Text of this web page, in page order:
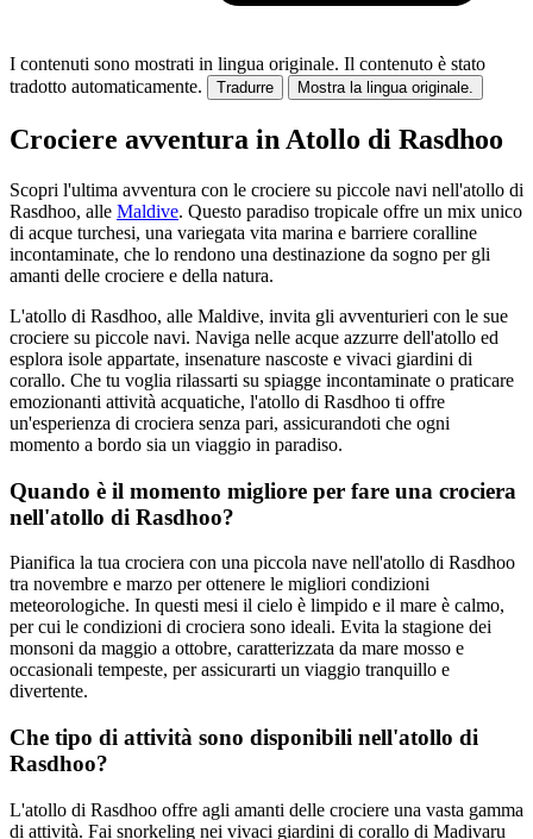
I contenuti sono mostrati in lingua originale. Il contenuto è stato
tradotto automaticamente.
Tradurre Mostra la lingua originale.
Crociere avventura in Atollo di Rasdhoo
Scopri l'ultima avventura con le crociere su piccole navi nell'atollo di
Rasdhoo, alle Maldive. Questo paradiso tropicale offre un mix unico
di acque turchesi, una variegata vita marina e barriere coralline
incontaminate, che lo rendono una destinazione da sogno per gli
amanti delle crociere e della natura.
L'atollo di Rasdhoo, alle Maldive, invita gli avventurieri con le sue
crociere su piccole navi. Naviga nelle acque azzurre dell'atollo ed
esplora isole appartate, insenature nascoste e vivaci giardini di
corallo. Che tu voglia rilassarti su spiagge incontaminate o praticare
emozionanti attività acquatiche, l'atollo di Rasdhoo ti offre
un'esperienza di crociera senza pari, assicurandoti che ogni
momento a bordo sia un viaggio in paradiso.
Quando è il momento migliore per fare una crociera
nell'atollo di Rasdhoo?
Pianifica la tua crociera con una piccola nave nell'atollo di Rasdhoo
tra novembre e marzo per ottenere le migliori condizioni
meteorologiche. In questi mesi il cielo è limpido e il mare è calmo,
per cui le condizioni di crociera sono ideali. Evita la stagione dei
monsoni da maggio a ottobre, caratterizzata da mare mosso e
occasionali tempeste, per assicurarti un viaggio tranquillo e
divertente.
Che tipo di attività sono disponibili nell'atollo di
Rasdhoo?
L'atollo di Rasdhoo offre agli amanti delle crociere una vasta gamma
di attività. Fai snorkeling nei vivaci giardini di corallo di Madivaru